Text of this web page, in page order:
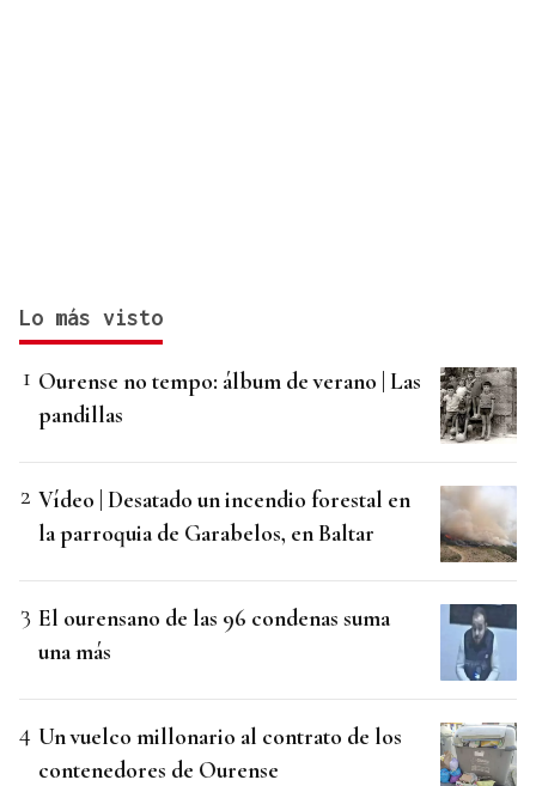
Lo más visto
Ourense no tempo: álbum de verano | Las
pandillas
Vídeo | Desatado un incendio forestal en
la parroquia de Garabelos, en Baltar
El ourensano de las 96 condenas suma
una más
Un vuelco millonario al contrato de los
contenedores de Ourense